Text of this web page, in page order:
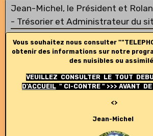
Jean-Michel, le Président et
- Trésorier et Administrateur du
Vous souhaitez nous consulter
obtenir des informations sur notre
des nuisibles ou
VEUILLEZ CONSULTER LE TOUT
D'ACCUEIL" CI-CONTRE " >>> AVANT
<>
Jean-Michel